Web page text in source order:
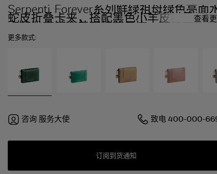
Serpenti Forever系列鲜绿祖母绿色亮面
蛇皮折叠卡夹，搭配黑色小羊皮衬里。迷
人的浅金镀金黄铜蛇首吊饰，饰以黑色和
透明珐琅鳞片，点缀鲜绿色珐琅双眼，按
扣开合。
查看
更多款式:
咨询 服务大使 致电400-000-
订阅到货通知